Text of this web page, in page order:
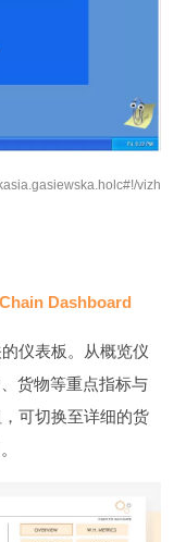
vizh
Dashboard
仪表板。从概览仪
货物等重点指标与
可切换至详细的货